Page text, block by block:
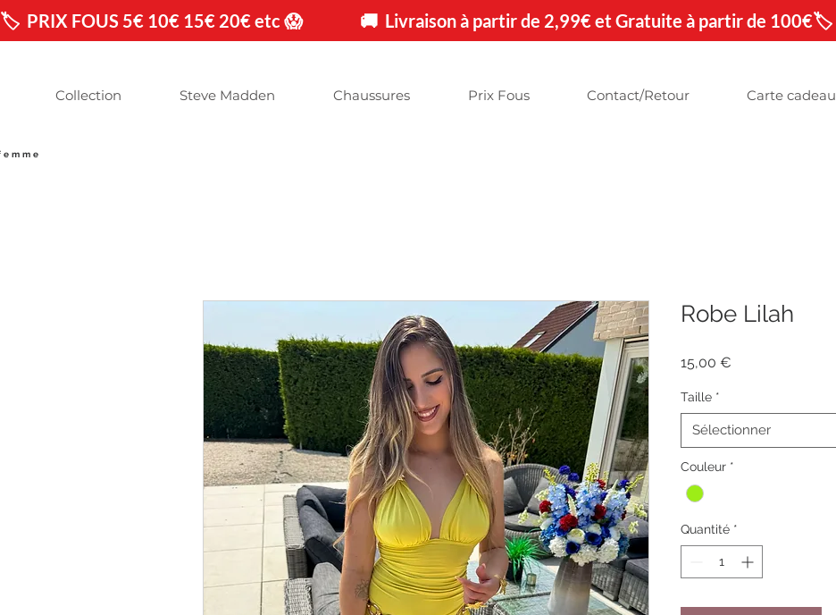
🏷️  PRIX FOUS 5€ 10€ 15€ 20€ etc 😱                🚚  Livraison à partir de 2,99€ et Gratuite à partir de 100€
Collection Steve Madden Chaussures Prix Fous Contact/Retour Carte cadeau
Robe Lilah
15,00 €
Taille *
Sélectionner
Couleur *
Quantité *